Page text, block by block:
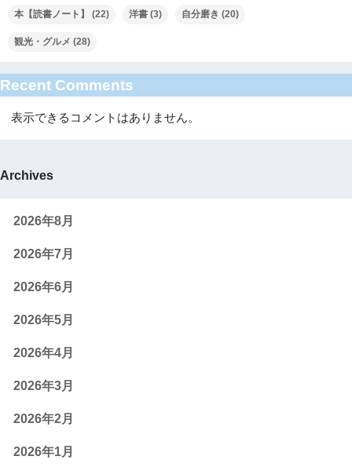
本【読書ノート】 (22) 洋書 (3) 自分磨き (20)
観光・グルメ (28)
Recent Comments
表示できるコメントはありません。
Archives
2026年8月
2026年7月
2026年6月
2026年5月
2026年4月
2026年3月
2026年2月
2026年1月